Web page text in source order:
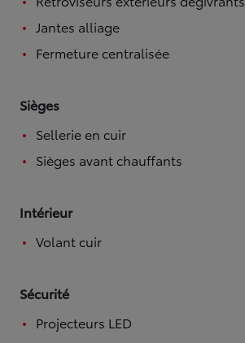
Jantes alliage
Fermeture centralisée
Sièges
Sellerie en cuir
Sièges avant chauffants
Intérieur
Volant cuir
Sécurité
Projecteurs LED